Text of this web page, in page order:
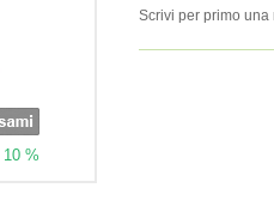
Scrivi per primo una
10 %